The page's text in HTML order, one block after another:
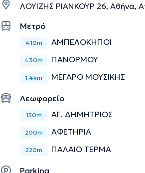
ΛΟΥΙΖΗΣ ΡΙΑΝΚΟΥΡ 26, Αθήνα,
Μετρό
410m ΑΜΠΕΛΟΚΗΠΟΙ
430m ΠΑΝΟΡΜΟΥ
1,4km ΜΕΓΑΡΟ ΜΟΥΣΙΚΗΣ
Λεωφορείο
150m ΑΓ. ΔΗΜΗΤΡΙΟΣ
200m ΑΦΕΤΗΡΙΑ
220m ΠΑΛΑΙΟ ΤΕΡΜΑ
Parking